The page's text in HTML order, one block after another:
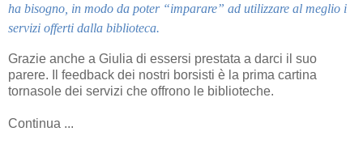
ha bisogno, in modo da poter “imparare” ad utilizzare al meglio i
servizi offerti dalla biblioteca.
Grazie anche a Giulia di essersi prestata a darci il suo
parere. Il feedback dei nostri borsisti è la prima cartina
tornasole dei servizi che offrono le biblioteche.
Continua ...